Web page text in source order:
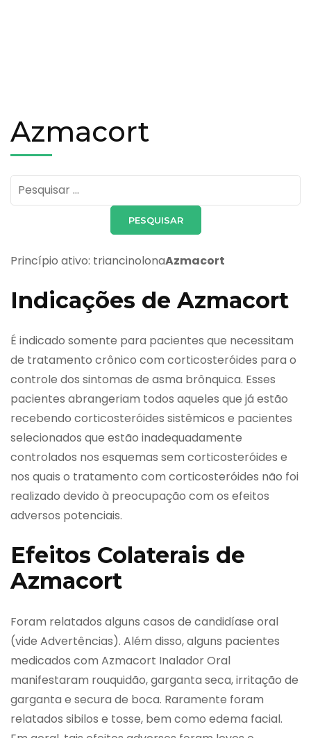
Azmacort
Pesquisar
por:
Princípio ativo: triancinolonaAzmacort
Indicações de Azmacort
É indicado somente para pacientes que necessitam
de tratamento crônico com corticosteróides para o
controle dos sintomas de asma brônquica. Esses
pacientes abrangeriam todos aqueles que já estão
recebendo corticosteróides sistêmicos e pacientes
selecionados que estão inadequadamente
controlados nos esquemas sem corticosteróides e
nos quais o tratamento com corticosteróides não foi
realizado devido à preocupação com os efeitos
adversos potenciais.
Efeitos Colaterais de
Azmacort
Foram relatados alguns casos de candidíase oral
(vide Advertências). Além disso, alguns pacientes
medicados com Azmacort Inalador Oral
manifestaram rouquidão, garganta seca, irritação de
garganta e secura de boca. Raramente foram
relatados sibilos e tosse, bem como edema facial.